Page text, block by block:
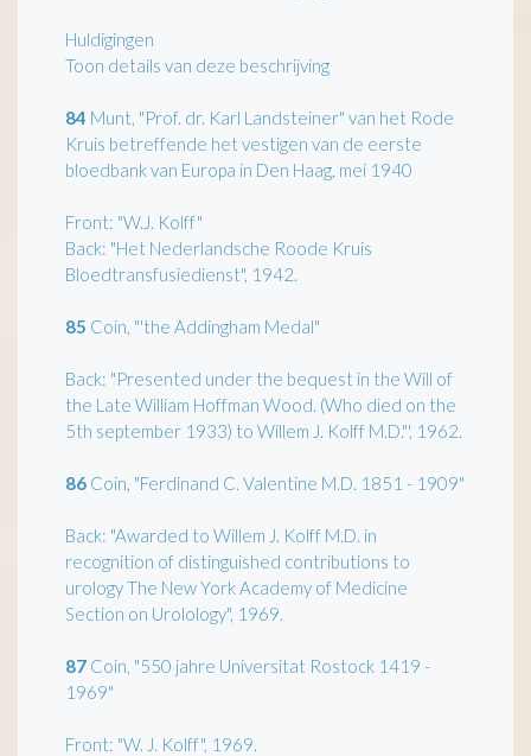
Huldigingen
Toon details van deze beschrijving
84 Munt, "Prof. dr. Karl Landsteiner" van het Rode
Kruis betreffende het vestigen van de eerste
bloedbank van Europa in Den Haag, mei 1940
Front: "W.J. Kolff"
Back: "Het Nederlandsche Roode Kruis
Bloedtransfusiedienst", 1942.
85 Coin, "'the Addingham Medal"
Back: "Presented under the bequest in the Will of
the Late William Hoffman Wood. (Who died on the
5th september 1933) to Willem J. Kolff M.D."', 1962.
86 Coin, "Ferdinand C. Valentine M.D. 1851 - 1909"
Back: "Awarded to Willem J. Kolff M.D. in
recognition of distinguished contributions to
urology The New York Academy of Medicine
Section on Urolology", 1969.
87 Coin, "550 jahre Universitat Rostock 1419 -
1969"
Front: "W. J. Kolff", 1969.